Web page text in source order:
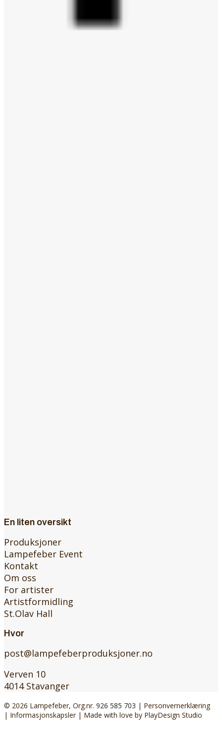
En liten oversikt
Produksjoner
Lampefeber Event
Kontakt
Om oss
For artister
Artistformidling
St.Olav Hall
Hvor
post@lampefeberproduksjoner.no
Verven 10
4014 Stavanger
© 2026 Lampefeber, Org.nr. 926 585 703 | Personvernerklæring
| Informasjonskapsler| Made with love by PlayDesign Studio